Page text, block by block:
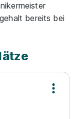
bereits bei